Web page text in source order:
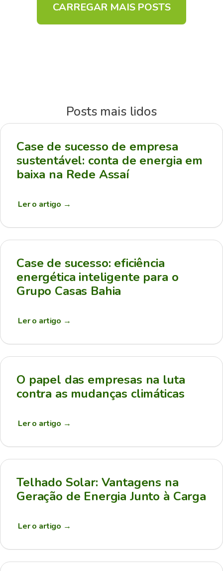
CARREGAR MAIS POSTS
Posts mais lidos
Case de sucesso de empresa
sustentável: conta de energia em
baixa na Rede Assaí
Ler o artigo →
Case de sucesso: eficiência
energética inteligente para o
Grupo Casas Bahia
Ler o artigo →
O papel das empresas na luta
contra as mudanças climáticas
Ler o artigo →
Telhado Solar: Vantagens na
Geração de Energia Junto à Carga
Ler o artigo →